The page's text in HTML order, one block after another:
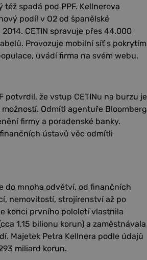
též spadá pod PPF. Kellnerova
podíl v O2 od španělské
CETIN spravuje přes 44.000
Provozuje mobilní síť s pokrytím
uvádí firma na svém webu.
potvrdil, že vstup CETINu na burzu je
Odmítl agentuře Bloomberg
firmy a poradenské banky.
ústavů věc odmítli
do mnoha odvětví, od finančních
nemovitostí, strojírenství až po
konci prvního pololetí vlastnila
1,15 bilionu korun) a zaměstnávala
Majetek Petra Kellnera podle údajů
miliard korun.